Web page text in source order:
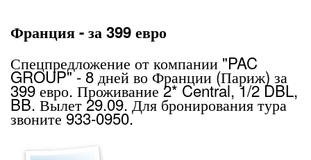
Франция - за 399 евро
Спецпредложение от компании "PAC
GROUP" - 8 дней во Франции (Париж) за
399 евро. Проживание 2* Central, 1/2 DBL,
BB. Вылет 29.09. Для бронирования тура
звоните 933-0950.